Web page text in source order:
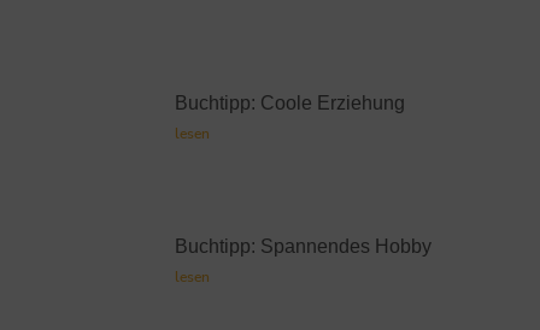
Buchtipp: Coole Erziehung
lesen
Buchtipp: Spannendes Hobby
lesen